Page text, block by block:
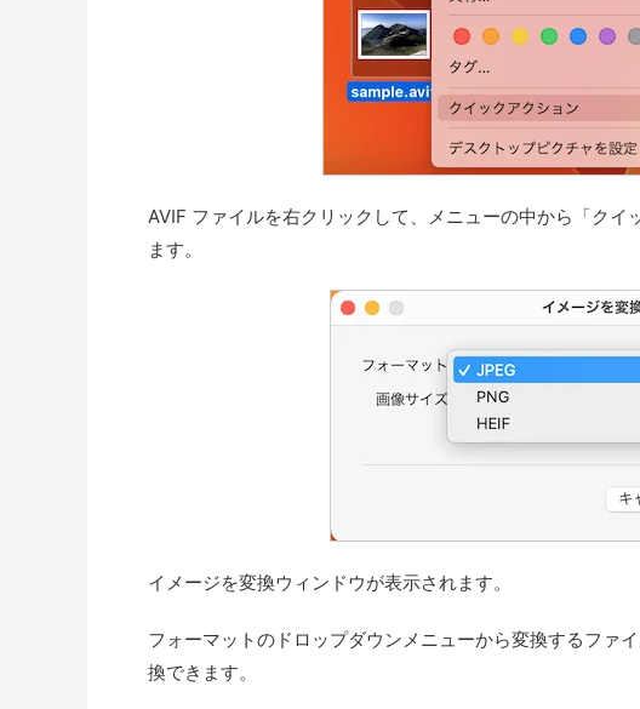
AVIF ファイルを右クリックして、メニューの中から「ク
ます。
イメージを変換ウィンドウが表示されます。
フォーマットのドロップダウンメニューから変換するファ
換できます。